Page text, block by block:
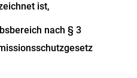
ist,
nach § 3